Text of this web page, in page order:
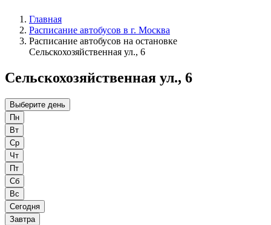
Главная
Расписание автобусов в г. Москва
Расписание автобусов на остановке
Сельскохозяйственная ул., 6
Сельскохозяйственная ул., 6
Выберите день
Пн
Вт
Ср
Чт
Пт
Сб
Вс
Сегодня
Завтра